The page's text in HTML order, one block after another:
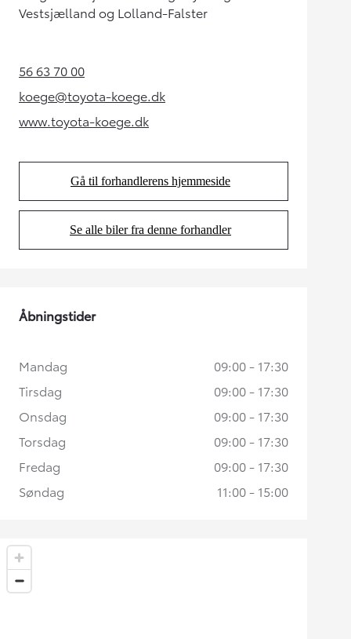
Vestsjælland og Lolland-Falster
56 63 70 00(Opens in new tab)
koege@toyota-koege.dk
(Opens in new tab)
www.toyota-koege.dk
(Opens in new tab)
Gå til forhandlerens hjemmeside
(Opens in new tab)
Se alle biler fra denne forhandler
(Opens in new tab)
Åbningstider
Mandag
09:00 - 17:30
Tirsdag
09:00 - 17:30
Onsdag
09:00 - 17:30
Torsdag
09:00 - 17:30
Fredag
09:00 - 17:30
Søndag
11:00 - 15:00